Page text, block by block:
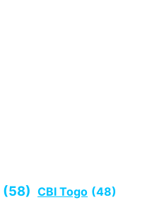
(58) CBI Togo (48)